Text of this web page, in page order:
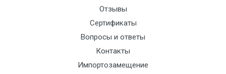
Отзывы
Сертификаты
Вопросы и ответы
Контакты
Импортозамещение